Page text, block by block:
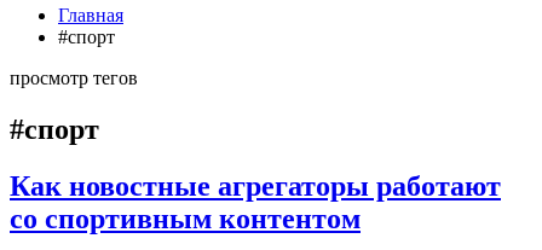
Главная
#спорт
просмотр тегов
#спорт
Как новостные агрегаторы работают
со спортивным контентом